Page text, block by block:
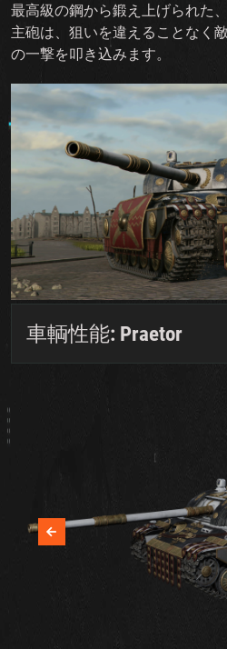
最高級の鋼から鍛え上げられた
主砲は、狙いを違えることなく
の一撃を叩き込みます。
車輌性能: Praetor